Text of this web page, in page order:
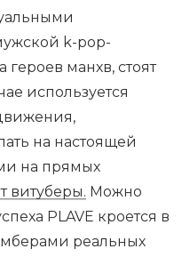
k-pop-
героев манхв, стоят
используется
на настоящей
на прямых
витуберы. Можно
PLAVE кроется в
реальных